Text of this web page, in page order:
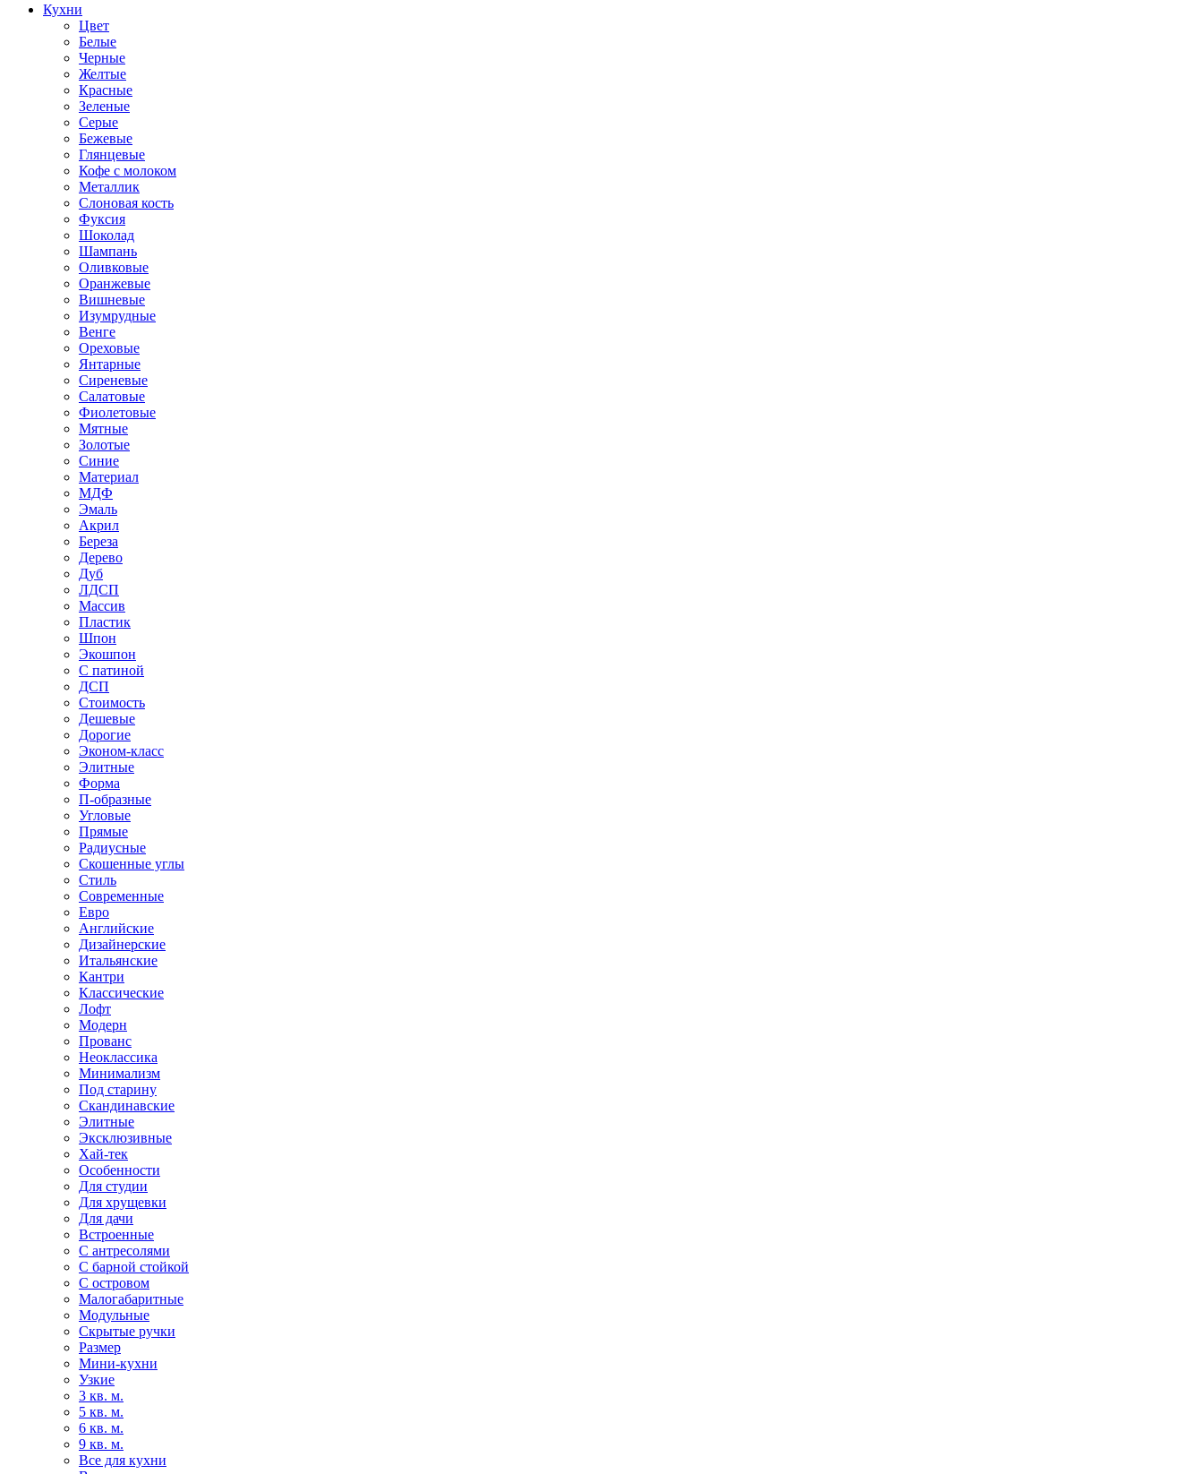
Кухни
Цвет
Белые
Черные
Желтые
Красные
Зеленые
Серые
Бежевые
Глянцевые
Кофе с молоком
Металлик
Слоновая кость
Фуксия
Шоколад
Шампань
Оливковые
Оранжевые
Вишневые
Изумрудные
Венге
Ореховые
Янтарные
Сиреневые
Салатовые
Фиолетовые
Мятные
Золотые
Синие
Материал
МДФ
Эмаль
Акрил
Береза
Дерево
Дуб
ЛДСП
Массив
Пластик
Шпон
Экошпон
С патиной
ДСП
Стоимость
Дешевые
Дорогие
Эконом-класс
Элитные
Форма
П-образные
Угловые
Прямые
Радиусные
Скошенные углы
Стиль
Современные
Евро
Английские
Дизайнерские
Итальянские
Кантри
Классические
Лофт
Модерн
Прованс
Неоклассика
Минимализм
Под старину
Скандинавские
Элитные
Эксклюзивные
Хай-тек
Особенности
Для студии
Для хрущевки
Для дачи
Встроенные
С антресолями
С барной стойкой
С островом
Малогабаритные
Модульные
Скрытые ручки
Размер
Мини-кухни
Узкие
3 кв. м.
5 кв. м.
6 кв. м.
9 кв. м.
Все для кухни